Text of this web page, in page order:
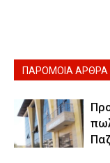
ΠΑΡΟΜΟΙΑ ΑΡΘΡΑ